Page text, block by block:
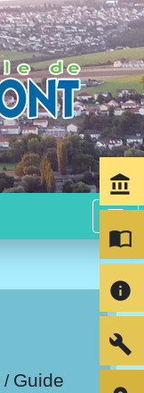
menu
/ Guide
account_balance
import_contacts
info
build